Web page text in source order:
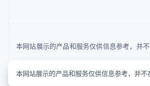
本网站展示的产品和服务仅供信息参考，并
© 2026 Stripe, LLC
本网站展示的产品和服务仅供信息参考，并不